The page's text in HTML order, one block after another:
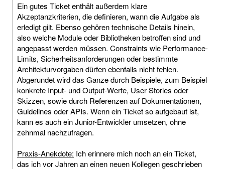
Ein gutes Ticket enthält außerdem klare
Akzeptanzkriterien, die definieren, wann die Aufgabe als
erledigt gilt. Ebenso gehören technische Details hinein,
also welche Module oder Bibliotheken betroffen sind und
angepasst werden müssen. Constraints wie Performance-
Limits, Sicherheitsanforderungen oder bestimmte
Architekturvorgaben dürfen ebenfalls nicht fehlen.
Abgerundet wird das Ganze durch Beispiele, zum Beispiel
konkrete Input- und Output-Werte, User Stories oder
Skizzen, sowie durch Referenzen auf Dokumentationen,
Guidelines oder APIs. Wenn ein Ticket so aufgebaut ist,
kann es auch ein Junior-Entwickler umsetzen, ohne
zehnmal nachzufragen.
Praxis-Anekdote: Ich erinnere mich noch an ein Ticket,
das ich vor Jahren an einen neuen Kollegen geschrieben